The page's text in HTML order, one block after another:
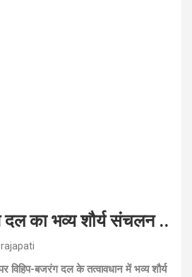
दल का भव्य शौर्य संचलन ..
विहिप-बजरंग दल के तत्वावधान में भव्य शौर्य